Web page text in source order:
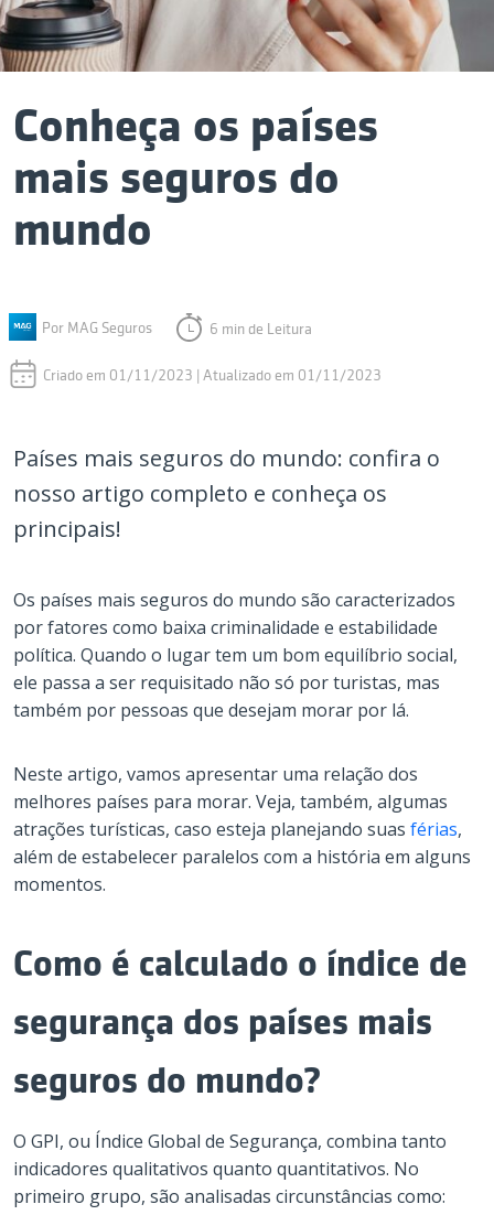
Conheça os países
mais seguros do
mundo
Por MAG Seguros 6 min de Leitura
Criado em 01/11/2023 | Atualizado em 01/11/2023
Países mais seguros do mundo: confira o
nosso artigo completo e conheça os
principais!
Os países mais seguros do mundo são caracterizados
por fatores como baixa criminalidade e estabilidade
política. Quando o lugar tem um bom equilíbrio social,
ele passa a ser requisitado não só por turistas, mas
também por pessoas que desejam morar por lá.
Neste artigo, vamos apresentar uma relação dos
melhores países para morar. Veja, também, algumas
atrações turísticas, caso esteja planejando suas férias,
além de estabelecer paralelos com a história em alguns
momentos.
Como é calculado o índice de
segurança dos países mais
seguros do mundo?
O GPI, ou Índice Global de Segurança, combina tanto
indicadores qualitativos quanto quantitativos. No
primeiro grupo, são analisadas circunstâncias como: